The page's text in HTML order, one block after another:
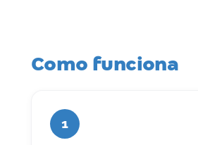
Como funciona
1